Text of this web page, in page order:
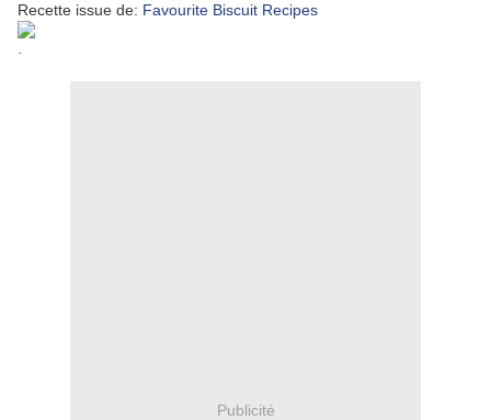
Recette issue de: Favourite Biscuit Recipes
Publicité